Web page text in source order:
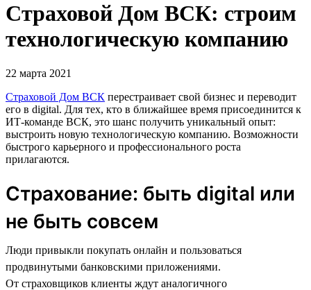
Страховой Дом ВСК: строим
технологическую компанию
22 марта 2021
Страховой Дом ВСК перестраивает свой бизнес и переводит
его в digital. Для тех, кто в ближайшее время присоединится к
ИТ-команде ВСК, это шанс получить уникальный опыт:
выстроить новую технологическую компанию. Возможности
быстрого карьерного и профессионального роста
прилагаются.
Страхование: быть digital или
не быть совсем
Люди привыкли покупать онлайн и пользоваться
продвинутыми банковскими приложениями.
От страховщиков клиенты ждут аналогичного